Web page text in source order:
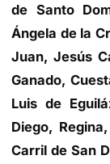
de Santo
Ángela de la
Juan, Jesús
Ganado,
Luis de
Diego,
Carril de San